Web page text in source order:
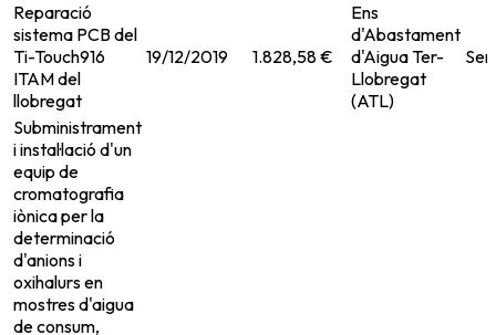
Reparació
sistema PCB del
Ti-Touch916
ITAM del
llobregat
19/12/2019 1.828,58 €
Ens
d'Abastament
d'Aigua Ter-
Llobregat
(ATL)
Subministrament
i instal·lació d'un
equip de
cromatografia
iònica per la
determinació
d'anions i
oxihalurs en
mostres d'aigua
de consum,